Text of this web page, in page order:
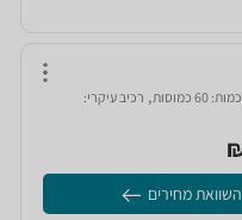
כמות:60 כמוסות‏ , רכיב עיקרי:
השוואת מחירים